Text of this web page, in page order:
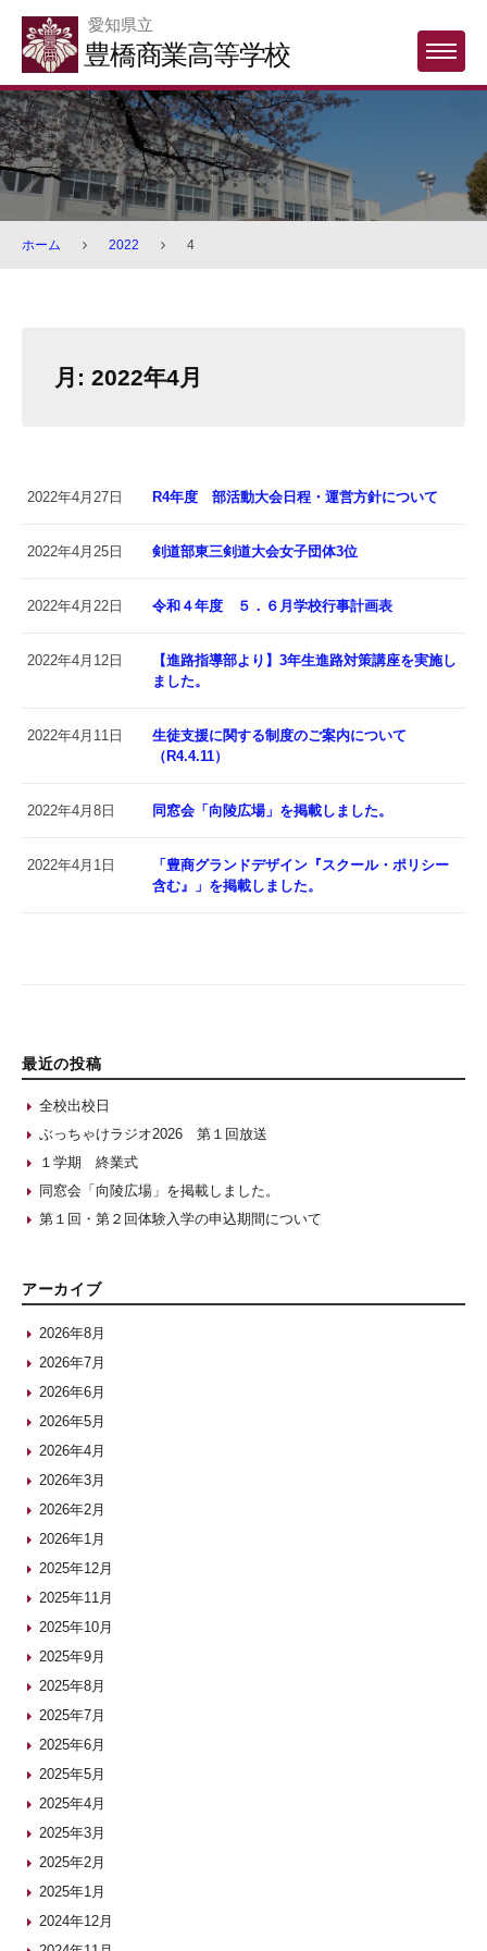
Skip
content
愛知県立
豊橋商業高等学校 MENU
ホーム 2022 4
月: 2022年4月
2022年4月27日 R4年度 部活動大会日程・運営方針について
2022年4月25日 剣道部東三剣道大会女子団体3位
2022年4月22日 令和４年度 ５．６月学校行事計画表
2022年4月12日
【進路指導部より】3年生進路対策講座を実施し
ました。
2022年4月11日
生徒支援に関する制度のご案内について
（R4.4.11）
2022年4月8日 同窓会「向陵広場」を掲載しました。
2022年4月1日
「豊商グランドデザイン『スクール・ポリシー
含む』」を掲載しました。
最近の投稿
全校出校日
ぶっちゃけラジオ2026 第１回放送
１学期 終業式
同窓会「向陵広場」を掲載しました。
第１回・第２回体験入学の申込期間について
アーカイブ
2026年8月
2026年7月
2026年6月
2026年5月
2026年4月
2026年3月
2026年2月
2026年1月
2025年12月
2025年11月
2025年10月
2025年9月
2025年8月
2025年7月
2025年6月
2025年5月
2025年4月
2025年3月
2025年2月
2025年1月
2024年12月